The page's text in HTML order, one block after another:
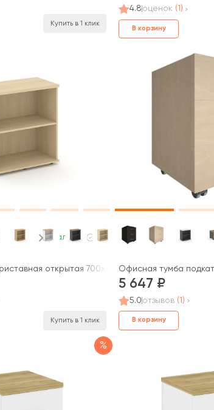
Купить в 1 клик
4.8 оценок (1)
В корзину
Project
В наличии
открытая 700x400x750 Стайл
Купить в 1 клик
Офисная тумба
5 647
5.0 отзывов (1)
В корзину
%